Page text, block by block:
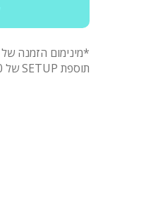
תוספת SETUP של 200 ש"ח לפני מע"מ